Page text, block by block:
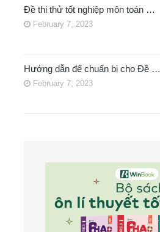
Đề thi thử tốt nghiệp môn toán …
February 7, 2023
Hướng dẫn để chuẩn bị cho Đề …
February 7, 2023